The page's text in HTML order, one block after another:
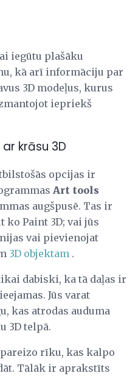
iegūtu plašāku
kā arī informāciju par
3D modeļus, kurus
iepriekš
krāsu 3D
opcijas ir
Art tools
augšpusē. Tas ir
ko Paint 3D; vai jūs
vai pievienojat
3D objektam .
dabiski, ka tā daļas ir
Jūs varat
kas atrodas auduma
3D telpā.
rīku, kas kalpo
Tālāk ir aprakstīts